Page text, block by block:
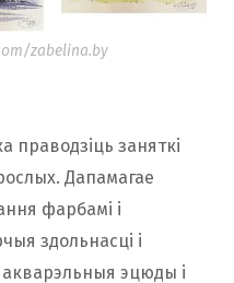
zabelina.by
праводзіць заняткі
Дапамагае
фарбамі і
здольнасці і
эцюды і